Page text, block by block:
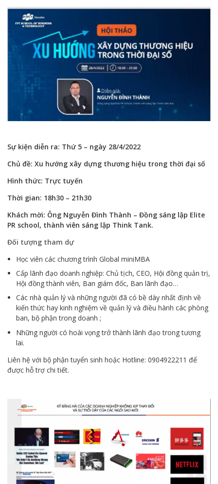
Sự kiện diễn ra: Thứ 5 – ngày 28/4/2022
Chủ đề: Xu hướng xây dựng thương hiệu trong thời đại số
Hình thức: Trực tuyến
Thời gian: 18h30 – 21h30
Khách mời: Ông Nguyễn Đình Thành – Đồng sáng lập Elite
PR school, thành viên sáng lập Think Tank.
Đối tượng tham dự
Học viên các chương trình Global miniMBA
Cấp lãnh đạo doanh nghiệp: Chủ tịch, CEO, Hội đồng quản trị,
Hội đồng thành viên, Ban giám đốc, Ban lãnh đạo…
Các nhà quản lý và những người đã có bề dày nhất định về
kiến thức hay kinh nghiệm về quản lý và điều hành các phòng
ban, bộ phận trong doanh ;
Những người có hoài vọng trở thành lãnh đạo trong tương
lai.
Liên hệ với bộ phận tuyển sinh hoặc Hotline: 0904922211 để
được hỗ trợ chi tiết.